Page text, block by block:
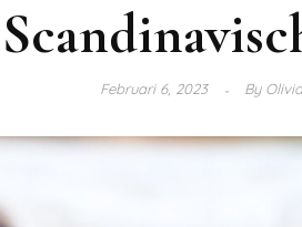
Februari 6, 2023 By